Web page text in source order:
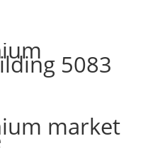
5083
market